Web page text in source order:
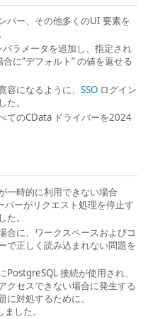
バー、その他多くのUI 要素を
ラメータを追加し、指定され
に”デフォルト” の値を返せる
になるように、 SSO ログイン
。
てのCData ドライバーを2024
一時的に利用できない場合
バーがリクエスト処理を停止す
。
合に、ワークスペースおよびコ
で正しく読み込まれない問題を
接続が使用され、
クセスできない場合に発生する
対処するために、
した。